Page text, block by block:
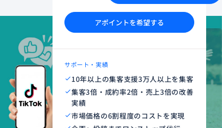
アポイントを希望する
サポート・実績
10年以上の集客支援3万人以上を集客
集客3倍・成約率2倍・売上3倍の改善
実績
市場価格の6割程度のコストを実現